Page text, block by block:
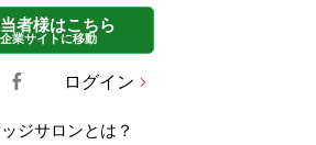
者様はこちら
業サイトに移動
ログイン
ジサロンとは？